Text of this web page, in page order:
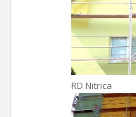
RD Nitrica